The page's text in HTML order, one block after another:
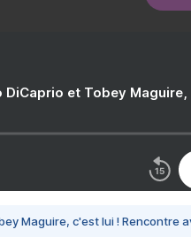
DiCaprio et Tobey
Maguire, c'est lui ! Rencontre